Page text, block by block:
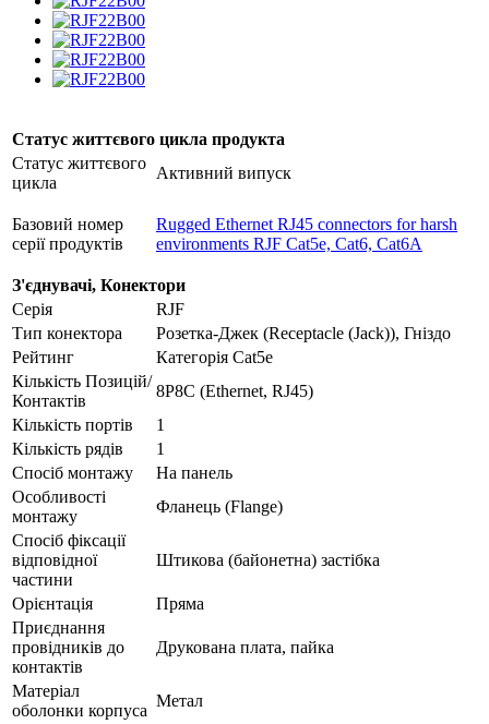
Статус життєвого цикла продукта
Статус життєвого
цикла
Активний випуск
Базовий номер
серії продуктів
Rugged Ethernet RJ45 connectors for harsh
environments RJF Cat5e, Cat6, Cat6A
З'єднувачі, Конектори
Серія
RJF
Тип конектора
Розетка-Джек (Receptacle (Jack)), Гніздо
Рейтинг
Категорія Cat5e
Кількість Позицій/
Контактів
8P8C (Ethernet, RJ45)
Кількість портів
1
Кількість рядів
1
Спосіб монтажу
На панель
Особливості
монтажу
Фланець (Flange)
Спосіб фіксації
відповідної
частини
Штикова (байонетна) застібка
Орієнтація
Пряма
Приєднання
провідників до
контактів
Друкована плата, пайка
Матеріал
оболонки корпуса
Метал